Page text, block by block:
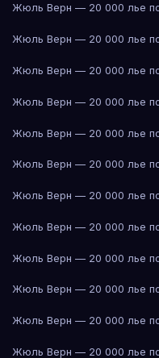
Жюль Верн — 20 000 лье
Жюль Верн — 20 000 лье
Жюль Верн — 20 000 лье
Жюль Верн — 20 000 лье
Жюль Верн — 20 000 лье
Жюль Верн — 20 000 лье
Жюль Верн — 20 000 лье
Жюль Верн — 20 000 лье
Жюль Верн — 20 000 лье
Жюль Верн — 20 000 лье
Жюль Верн — 20 000 лье
Жюль Верн — 20 000 лье